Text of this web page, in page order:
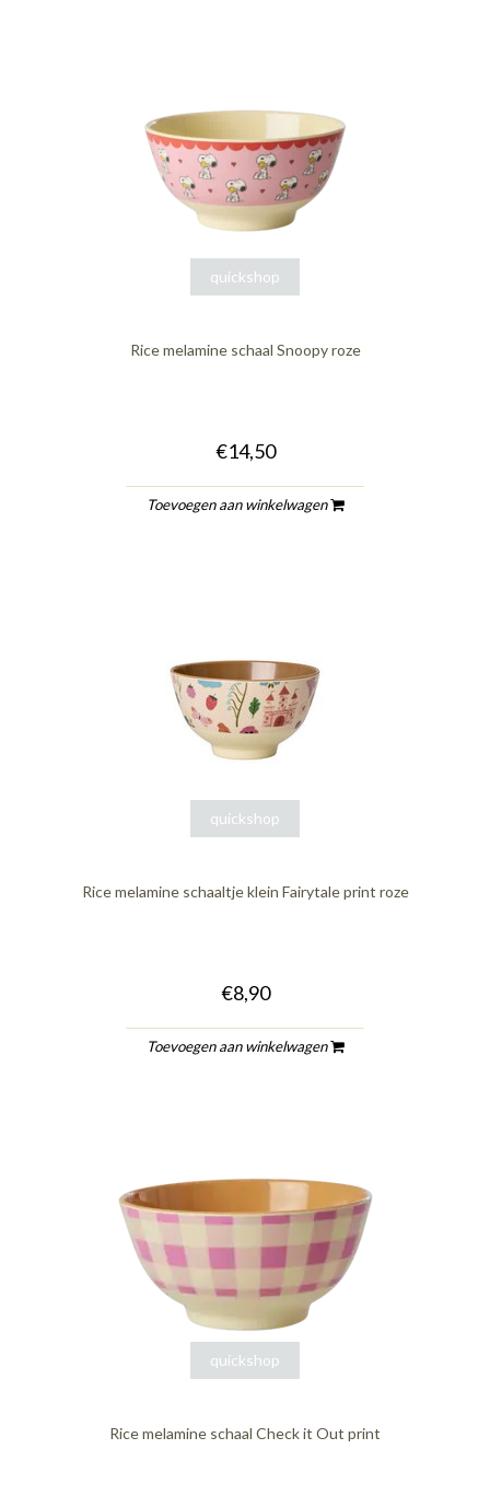
quickshop
Rice melamine schaal Snoopy roze
€14,50
Toevoegen aan winkelwagen
quickshop
Rice melamine schaaltje klein Fairytale print roze
€8,90
Toevoegen aan winkelwagen
quickshop
Rice melamine schaal Check it Out print